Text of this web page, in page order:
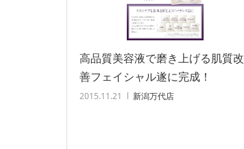
高品質美容液で磨き上げる肌質改
善フェイシャル遂に完成！
2015.11.21 新潟万代店